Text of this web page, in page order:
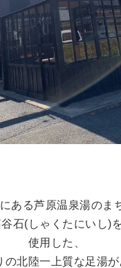
ある芦原温泉湯のま
石(しゃくたにいし)
使用した、
の北陸一上質な足湯が